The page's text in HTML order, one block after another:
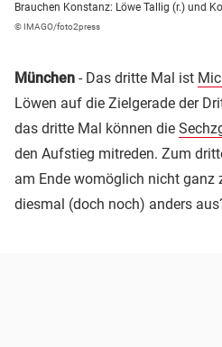
Brauchen Konstanz: Löwe Tallig (r.) und
© IMAGO/foto2press
München - Das dritte Mal ist
Löwen auf die Zielgerade der
das dritte Mal können die
den Aufstieg mitreden. Zum
am Ende womöglich nicht ganz
diesmal (doch noch) anders